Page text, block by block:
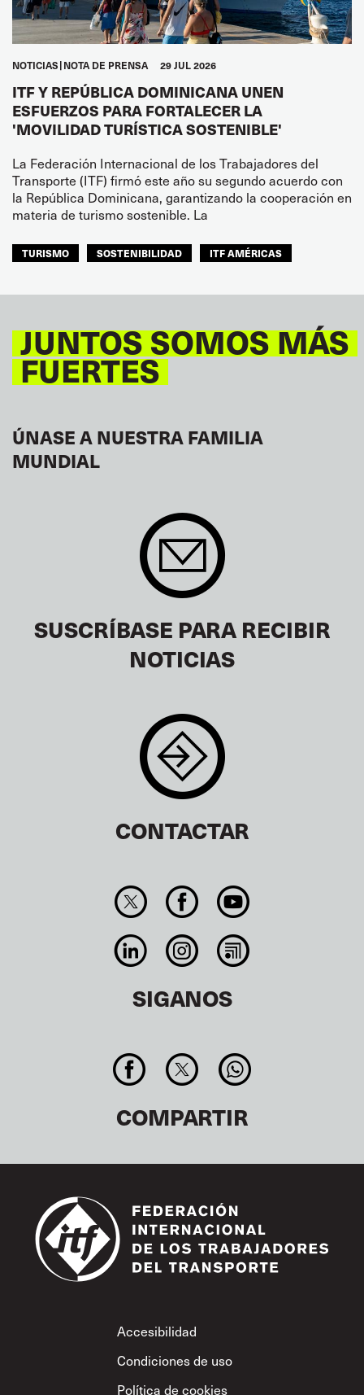
NOTICIAS NOTA DE PRENSA 29 JUL 2026
ITF Y REPÚBLICA DOMINICANA UNEN
ESFUERZOS PARA FORTALECER LA
'MOVILIDAD TURÍSTICA SOSTENIBLE'
La Federación Internacional de los Trabajadores del
Transporte (ITF) firmó este año su segundo acuerdo con
la República Dominicana, garantizando la cooperación en
materia de turismo sostenible. La
TURISMO SOSTENIBILIDAD ITF AMÉRICAS
JUNTOS SOMOS MÁS
FUERTES
ÚNASE A NUESTRA FAMILIA
MUNDIAL
SUSCRÍBASE PARA RECIBIR
NOTICIAS
CONTACTAR
SIGANOS
COMPARTIR
Footer
Accesibilidad
Condiciones de uso
Política de cookies